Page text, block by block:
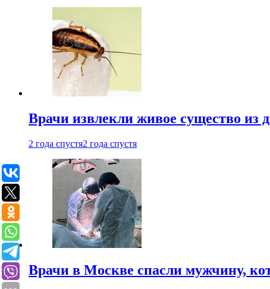
Врачи извлекли живое существо
2 года спустя2 года спустя
Врачи в Москве спасли мужчину,